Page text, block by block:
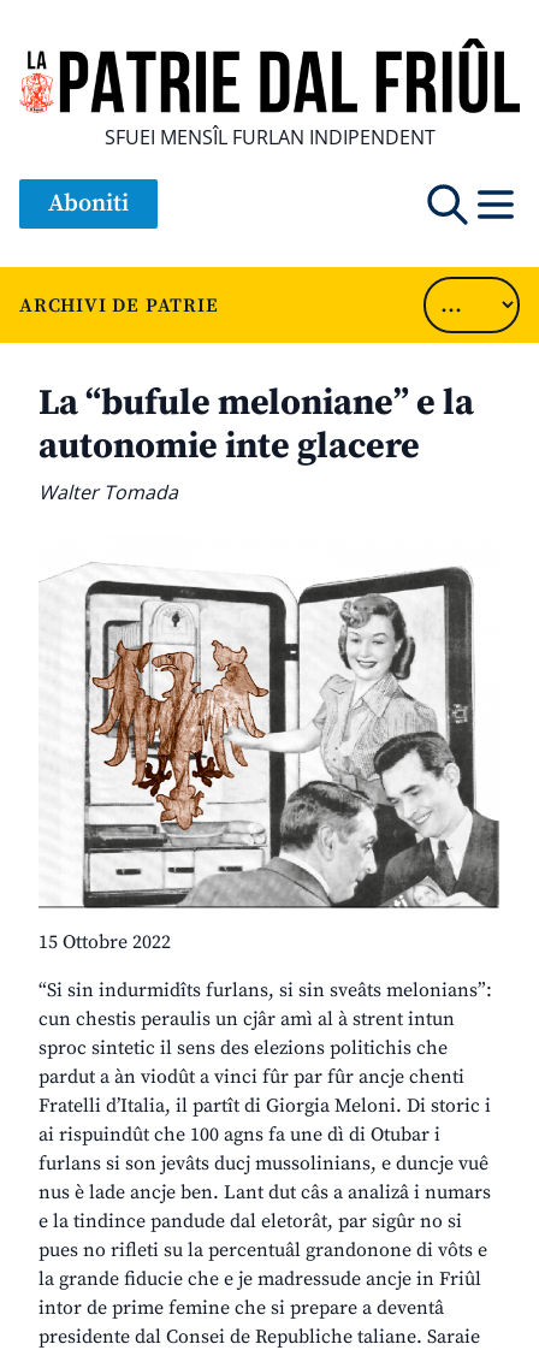
SFUEI MENSÎL FURLAN INDIPENDENT
Aboniti
ARCHIVI DE PATRIE
La “bufule meloniane” e la
autonomie inte glacere
Walter Tomada
15 Ottobre 2022
“Si sin indurmidîts furlans, si sin sveâts melonians”:
cun chestis peraulis un cjâr amì al à strent intun
sproc sintetic il sens des elezions politichis che
pardut a àn viodût a vinci fûr par fûr ancje chenti
Fratelli d’Italia, il partît di Giorgia Meloni. Di storic i
ai rispuindût che 100 agns fa une dì di Otubar i
furlans si son jevâts ducj mussolinians, e duncje vuê
nus è lade ancje ben. Lant dut câs a analizâ i numars
e la tindince pandude dal eletorât, par sigûr no si
pues no rifleti su la percentuâl grandonone di vôts e
la grande fiducie che e je madressude ancje in Friûl
intor de prime femine che si prepare a deventâ
presidente dal Consei de Republiche taliane. Saraie